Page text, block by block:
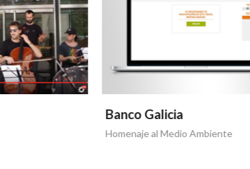
Banco Galicia
Homenaje al Medio Ambiente